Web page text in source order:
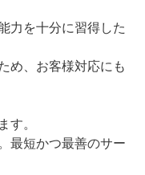
力を十分に習得した
め、お客様対応にも
す。
最短かつ最善のサー